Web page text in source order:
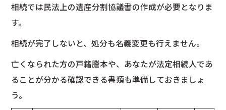
相続では民法上の遺産分割協議書の作成が必要となりま
す。
相続が完了しないと、処分も名義変更も行えません。
亡くなられた方の戸籍謄本や、あなたが法定相続人であ
ることが分かる確認できる書類も準備しておきましょ
う。